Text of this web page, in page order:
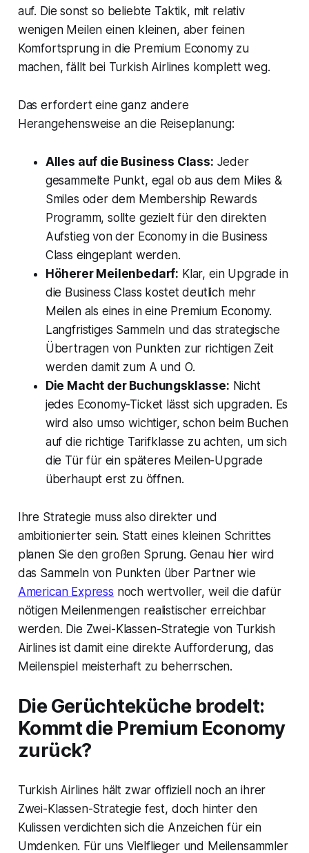
auf. Die sonst so beliebte Taktik, mit relativ
wenigen Meilen einen kleinen, aber feinen
Komfortsprung in die Premium Economy zu
machen, fällt bei Turkish Airlines komplett weg.
Das erfordert eine ganz andere
Herangehensweise an die Reiseplanung:
Alles auf die Business Class: Jeder
gesammelte Punkt, egal ob aus dem Miles &
Smiles oder dem Membership Rewards
Programm, sollte gezielt für den direkten
Aufstieg von der Economy in die Business
Class eingeplant werden.
Höherer Meilenbedarf: Klar, ein Upgrade in
die Business Class kostet deutlich mehr
Meilen als eines in eine Premium Economy.
Langfristiges Sammeln und das strategische
Übertragen von Punkten zur richtigen Zeit
werden damit zum A und O.
Die Macht der Buchungsklasse: Nicht
jedes Economy-Ticket lässt sich upgraden. Es
wird also umso wichtiger, schon beim Buchen
auf die richtige Tarifklasse zu achten, um sich
die Tür für ein späteres Meilen-Upgrade
überhaupt erst zu öffnen.
Ihre Strategie muss also direkter und
ambitionierter sein. Statt eines kleinen Schrittes
planen Sie den großen Sprung. Genau hier wird
das Sammeln von Punkten über Partner wie
American Express noch wertvoller, weil die dafür
nötigen Meilenmengen realistischer erreichbar
werden. Die Zwei-Klassen-Strategie von Turkish
Airlines ist damit eine direkte Aufforderung, das
Meilenspiel meisterhaft zu beherrschen.
Die Gerüchteküche brodelt:
Kommt die Premium Economy
zurück?
Turkish Airlines hält zwar offiziell noch an ihrer
Zwei-Klassen-Strategie fest, doch hinter den
Kulissen verdichten sich die Anzeichen für ein
Umdenken. Für uns Vielflieger und Meilensammler